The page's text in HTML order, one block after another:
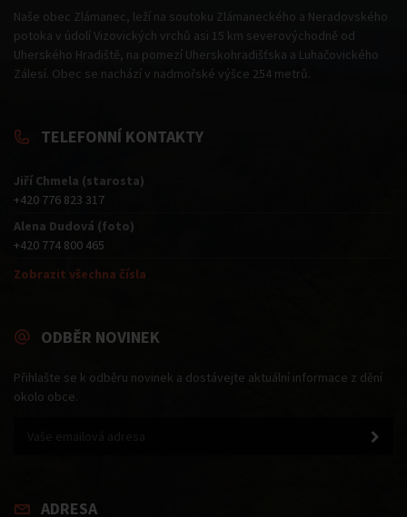
Naše obec Zlámanec, leží na soutoku Zlámaneckého a Neradovského
potoka v údolí Vizovických vrchů asi 15 km severovýchodně od
Uherského Hradiště, na pomezí Uherskohradišťska a Luhačovického
Zálesí. Obec se nachází v nadmořské výšce 254 metrů.
TELEFONNÍ KONTAKTY
Jiří Chmela (starosta)
+420 776 823 317
Alena Dudová (foto)
+420 774 800 465
Zobrazit všechna čísla
ODBĚR NOVINEK
Přihlašte se k odběru novinek a dostávejte aktuální informace z dění
okolo obce.
ADRESA